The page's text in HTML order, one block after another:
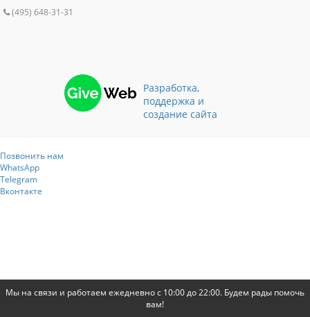
(495) 648-31-31
Разработка,
поддержка и
создание сайта
Мы на связи и работаем ежедневно с 10:00 до 22:00. Будем рады помочь
вам!
Позвонить нам
WhatsApp
Telegram
Вконтакте